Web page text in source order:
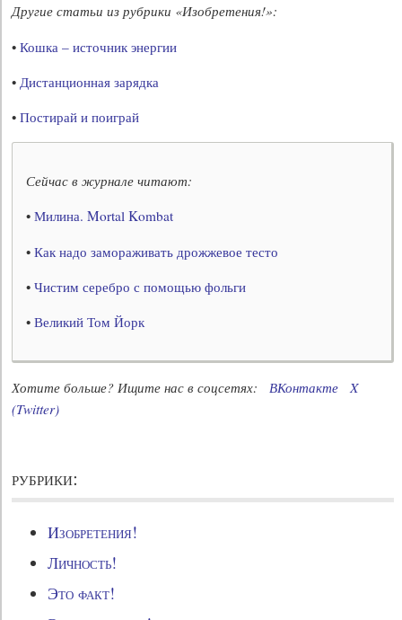
Другие статьи из рубрики «Изобретения!»:
•Кошка – источник энергии
• Дистанционная зарядка
•Постирай и поиграй
Сейчас в журнале читают:
•Милина. Mortal Kombat
•Как надо замораживать дрожжевое тесто
•Чистим серебро с помощью фольги
•Великий Том Йорк
Хотите больше? Ищите нас в соцсетях:ВКонтакте
X
(Twitter)
рубрики:
Изобретения!
Личность!
Это факт!